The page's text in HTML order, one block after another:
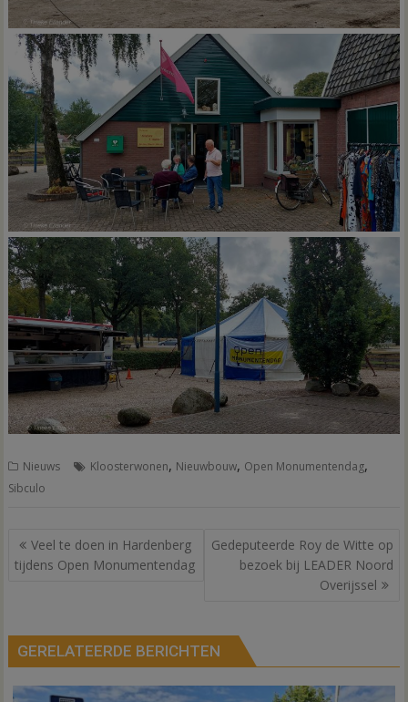
Nieuws Kloosterwonen, Nieuwbouw, Open Monumentendag,
Sibculo
Bericht
navigatie
Veel te doen in Hardenberg
tijdens Open Monumentendag
Gedeputeerde Roy de Witte op
bezoek bij LEADER Noord
Overijssel
GERELATEERDE BERICHTEN